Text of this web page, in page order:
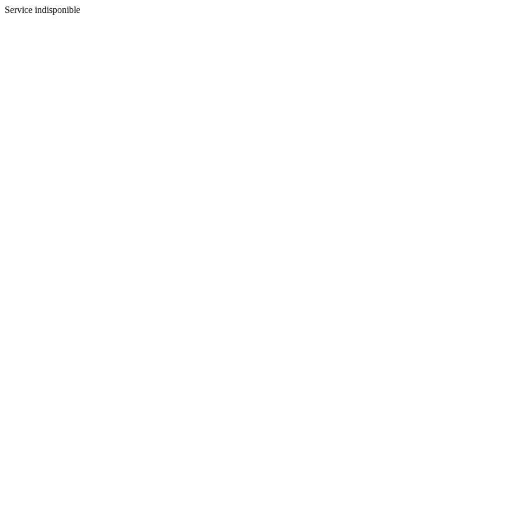
Service indisponible